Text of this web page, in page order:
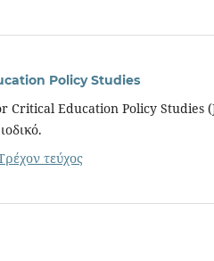
Policy Studies
Critical Education Policy Studies
τεύχος